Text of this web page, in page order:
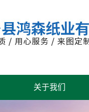
关于我们